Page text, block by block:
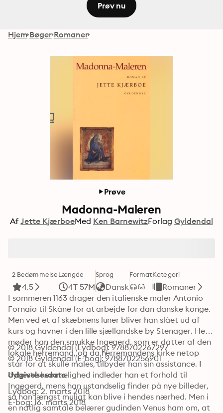
Prøv nu
Hjem Bøger Romaner
Prøve
Madonna-Maleren
Af Jette KjærboeMed Ken BarnewitzForlag Gyldendal
2 Bedømmelse
4.5
Længde
4T 57M
Sprog
Dansk
FormatKategori
Romaner
I sommeren 1163 drager den italienske maler Antonio
Fornaio til Skåne for at arbejde for dan danske konge.
Men ved et af skæbnens luner bliver han slået ud af
kurs og havner i den lille sjællandske by Stenager. Her
møder han den smukke Ingegerd, som er datter af den
lokale herremand, og da herremandens kirke netop
står for at skulle males, tilbyder han sin assistance. I
dybeste hemmelighed indleder han et forhold til
Ingegerd, mens han ustandselig finder på nye billeder,
så han længst muligt kan blive i hendes nærhed. Men i
en natlig samtale belærer gudinden Venus ham om, at
© 2018 Gyldendal (Lydbog): 9788702267297
© 2018 Gyldendal (E-bog): 9788702256901
Udgivelsesdato
Lydbog: 2. marts 2018
E-bog: 16. marts 2018